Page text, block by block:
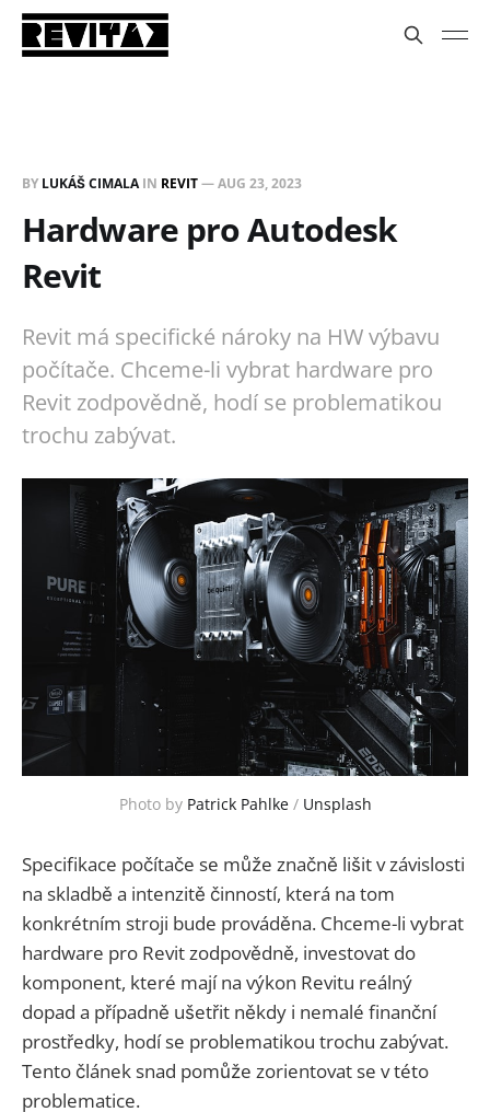
BY LUKÁŠ CIMALAIN REVIT—AUG 23, 2023
Hardware pro Autodesk
Revit
Revit má specifické nároky na HW výbavu
počítače. Chceme-li vybrat hardware pro
Revit zodpovědně, hodí se problematikou
trochu zabývat.
Photo by Patrick Pahlke / Unsplash
Specifikace počítače se může značně lišit v závislosti
na skladbě a intenzitě činností, která na tom
konkrétním stroji bude prováděna. Chceme-li vybrat
hardware pro Revit zodpovědně, investovat do
komponent, které mají na výkon Revitu reálný
dopad a případně ušetřit někdy i nemalé finanční
prostředky, hodí se problematikou trochu zabývat.
Tento článek snad pomůže zorientovat se v této
problematice.